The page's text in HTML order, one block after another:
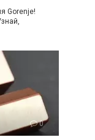
Gorenje!
0